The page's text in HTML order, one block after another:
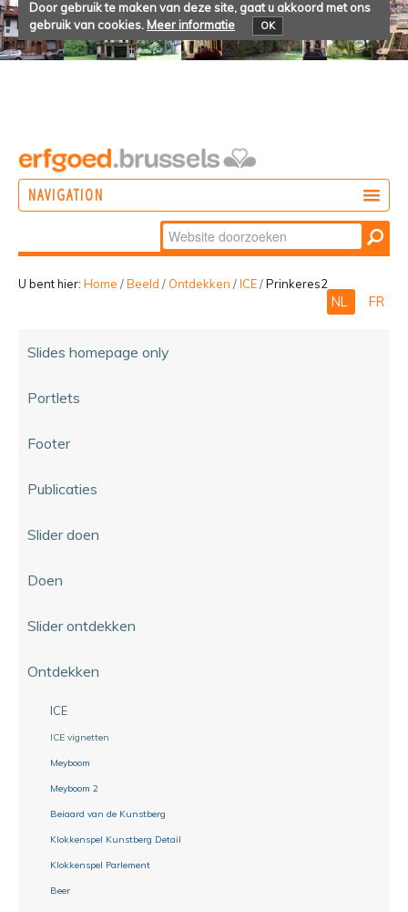
Door gebruik te maken van deze site, gaat u akkoord met ons
gebruik van cookies. Meer informatie OK
NAVIGATION
Zoek
Geavanceerd
zoeken...
U bent hier: Home /Beeld / Ontdekken /ICE/Prinkeres2
NL FR
Slides homepage only
Portlets
Footer
Publicaties
Slider doen
Doen
Slider ontdekken
Ontdekken
ICE
ICE vignetten
Meyboom
Meyboom 2
Beiaard van de Kunstberg
Klokkenspel Kunstberg Detail
Klokkenspel Parlement
Beer